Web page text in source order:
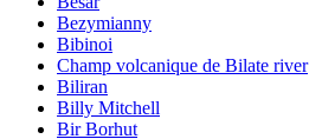
Bezymianny
Bibinoi
Champ volcanique de Bilate river
Biliran
Billy Mitchell
Bir Borhut